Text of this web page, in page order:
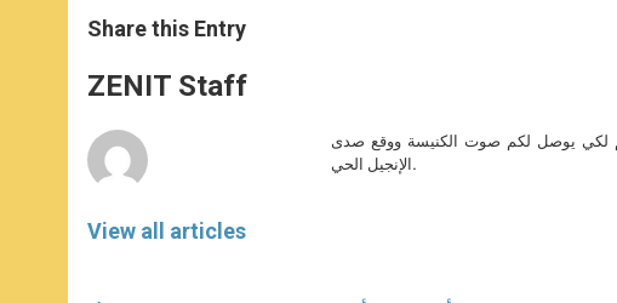
t
s
p
p
s
e
g
e
e
b
o
k
Share this Entry
ZENIT Staff
View all articles
لكي يوصل لكم صوت الكنيسة ووقع صدى
الإنجيل الحي.